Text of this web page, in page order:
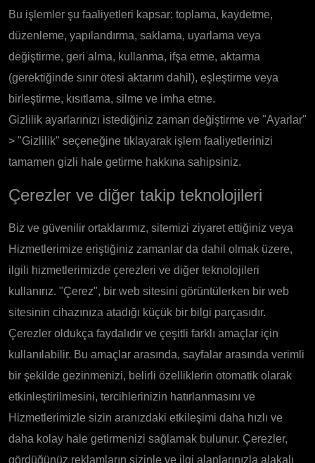
Bu işlemler şu faaliyetleri kapsar: toplama, kaydetme,
düzenleme, yapılandırma, saklama, uyarlama veya
değiştirme, geri alma, kullanma, ifşa etme, aktarma
(gerektiğinde sınır ötesi aktarım dahil), eşleştirme veya
birleştirme, kısıtlama, silme ve imha etme.
Gizlilik ayarlarınızı istediğiniz zaman değiştirme ve "Ayarlar"
> "Gizlilik" seçeneğine tıklayarak işlem faaliyetlerinizi
tamamen gizli hale getirme hakkına sahipsiniz.
Çerezler ve diğer takip teknolojileri
Biz ve güvenilir ortaklarımız, sitemizi ziyaret ettiğiniz veya
Hizmetlerimize eriştiğiniz zamanlar da dahil olmak üzere,
ilgili hizmetlerimizde çerezleri ve diğer teknolojileri
kullanırız. "Çerez", bir web sitesini görüntülerken bir web
sitesinin cihazınıza atadığı küçük bir bilgi parçasıdır.
Çerezler oldukça faydalıdır ve çeşitli farklı amaçlar için
kullanılabilir. Bu amaçlar arasında, sayfalar arasında verimli
bir şekilde gezinmenizi, belirli özelliklerin otomatik olarak
etkinleştirilmesini, tercihlerinizin hatırlanmasını ve
Hizmetlerimizle sizin aranızdaki etkileşimi daha hızlı ve
daha kolay hale getirmenizi sağlamak bulunur. Çerezler,
gördüğünüz reklamların sizinle ve ilgi alanlarınızla alakalı